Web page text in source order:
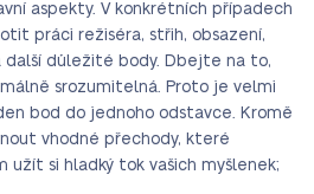
aspekty. V konkrétních případech
práci režiséra, střih, obsazení,
další důležité body. Dbejte na to,
srozumitelná. Proto je velmi
bod do jednoho odstavce. Kromě
vhodné přechody, které
užít si hladký tok vašich myšlenek;